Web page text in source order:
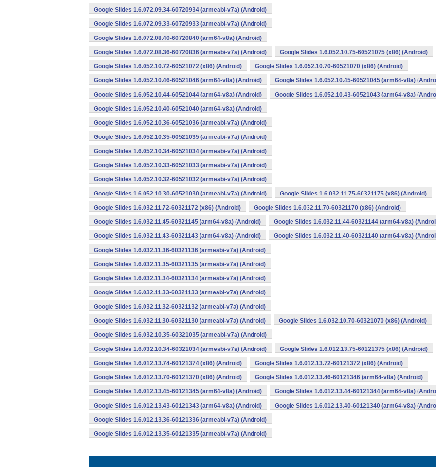
Google Slides 1.6.072.09.34-60720934 (armeabi-v7a) (Android)
Google Slides 1.6.072.09.33-60720933 (armeabi-v7a) (Android)
Google Slides 1.6.072.08.40-60720840 (arm64-v8a) (Android)
Google Slides 1.6.072.08.36-60720836 (armeabi-v7a) (Android) Google Slides 1.6.052.10.75-60521075 (x86) (Android)
Google Slides 1.6.052.10.72-60521072 (x86) (Android) Google Slides 1.6.052.10.70-60521070 (x86) (Android)
Google Slides 1.6.052.10.46-60521046 (arm64-v8a) (Android) Google Slides 1.6.052.10.45-60521045 (arm64-v8a)
Google Slides 1.6.052.10.44-60521044 (arm64-v8a) (Android) Google Slides 1.6.052.10.43-60521043 (arm64-v8a)
Google Slides 1.6.052.10.40-60521040 (arm64-v8a) (Android)
Google Slides 1.6.052.10.36-60521036 (armeabi-v7a) (Android)
Google Slides 1.6.052.10.35-60521035 (armeabi-v7a) (Android)
Google Slides 1.6.052.10.34-60521034 (armeabi-v7a) (Android)
Google Slides 1.6.052.10.33-60521033 (armeabi-v7a) (Android)
Google Slides 1.6.052.10.32-60521032 (armeabi-v7a) (Android)
Google Slides 1.6.052.10.30-60521030 (armeabi-v7a) (Android) Google Slides 1.6.032.11.75-60321175 (x86) (Android)
Google Slides 1.6.032.11.72-60321172 (x86) (Android) Google Slides 1.6.032.11.70-60321170 (x86) (Android)
Google Slides 1.6.032.11.45-60321145 (arm64-v8a) (Android) Google Slides 1.6.032.11.44-60321144 (arm64-v8a)
Google Slides 1.6.032.11.43-60321143 (arm64-v8a) (Android) Google Slides 1.6.032.11.40-60321140 (arm64-v8a)
Google Slides 1.6.032.11.36-60321136 (armeabi-v7a) (Android)
Google Slides 1.6.032.11.35-60321135 (armeabi-v7a) (Android)
Google Slides 1.6.032.11.34-60321134 (armeabi-v7a) (Android)
Google Slides 1.6.032.11.33-60321133 (armeabi-v7a) (Android)
Google Slides 1.6.032.11.32-60321132 (armeabi-v7a) (Android)
Google Slides 1.6.032.11.30-60321130 (armeabi-v7a) (Android) Google Slides 1.6.032.10.70-60321070 (x86) (Android)
Google Slides 1.6.032.10.35-60321035 (armeabi-v7a) (Android)
Google Slides 1.6.032.10.34-60321034 (armeabi-v7a) (Android) Google Slides 1.6.012.13.75-60121375 (x86) (Android)
Google Slides 1.6.012.13.74-60121374 (x86) (Android) Google Slides 1.6.012.13.72-60121372 (x86) (Android)
Google Slides 1.6.012.13.70-60121370 (x86) (Android) Google Slides 1.6.012.13.46-60121346 (arm64-v8a) (Android)
Google Slides 1.6.012.13.45-60121345 (arm64-v8a) (Android) Google Slides 1.6.012.13.44-60121344 (arm64-v8a)
Google Slides 1.6.012.13.43-60121343 (arm64-v8a) (Android) Google Slides 1.6.012.13.40-60121340 (arm64-v8a)
Google Slides 1.6.012.13.36-60121336 (armeabi-v7a) (Android)
Google Slides 1.6.012.13.35-60121335 (armeabi-v7a) (Android)